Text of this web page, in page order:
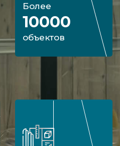
Более
10000
объектов